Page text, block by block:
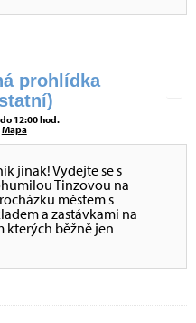
prohlídka
12:00 hod.
Mapa
jinak! Vydejte se s
Tinzovou na
městem s
a zastávkami na
kterých běžně jen